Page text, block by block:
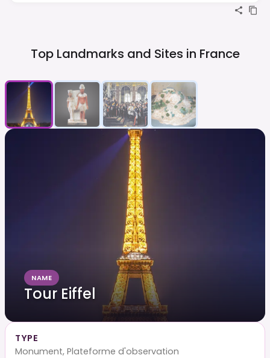
Top Landmarks and Sites in France
NAME
Tour Eiffel
TYPE
Monument, Plateforme d'observation